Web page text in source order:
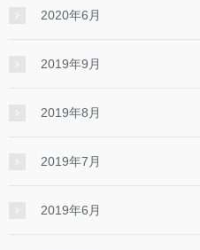
2020年6月
2019年9月
2019年8月
2019年7月
2019年6月